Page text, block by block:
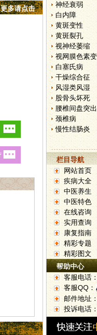
多请点击
神经衰弱
白内障
黄斑变性
黄斑裂孔
视神经萎缩
视网膜色素
白塞氏病
干燥综合征
风湿类风湿
股骨头坏死
腰椎间盘突出
颈椎病
慢性结肠炎
栏目导航
网站首页
疾病大全
中医养生
中医特色
在线咨询
实用查询
康复指南
精彩专题
精彩图文
帮助中心
客服电话
客服QQ：
邮件地址
投诉电话